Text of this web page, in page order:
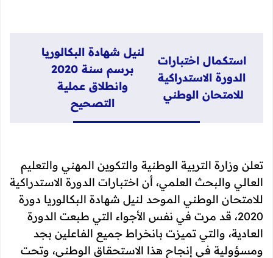
استكمال اختبارات
الدورة الاستدراكية
للامتحان الوطني
لنيل شهادة البكالوريا
برسم سنة 2020
وانطلاق عملية
التصحيح
تعلن وزارة التربية الوطنية والتكوين المهني والتعليم
العالي والبحث العلمي، أن اختبارات الدورة الاستدراكية
للامتحان الوطني الموحد لنيل شهادة البكالوريا دورة
2020، قد مرت في نفس الأجواء التي طبعت الدورة
العادية، والتي تميزت بانخراط جميع الفاعلين بجد
ومسؤولية في إنجاح هذا الاستحقاق الوطني، وتحت